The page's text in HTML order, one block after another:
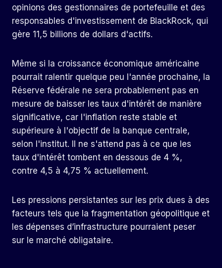
opinions des gestionnaires de portefeuille et des
responsables d'investissement de BlackRock, qui
gère 11,5 billions de dollars d'actifs.
Même si la croissance économique américaine
pourrait ralentir quelque peu l'année prochaine, la
Réserve fédérale ne sera probablement pas en
mesure de baisser les taux d'intérêt de manière
significative, car l'inflation reste stable et
supérieure à l'objectif de la banque centrale,
selon l'institut. Il ne s'attend pas à ce que les
taux d'intérêt tombent en dessous de 4 %,
contre 4,5 à 4,75 % actuellement.
Les pressions persistantes sur les prix dues à des
facteurs tels que la fragmentation géopolitique et
les dépenses d’infrastructure pourraient peser
sur le marché obligataire.